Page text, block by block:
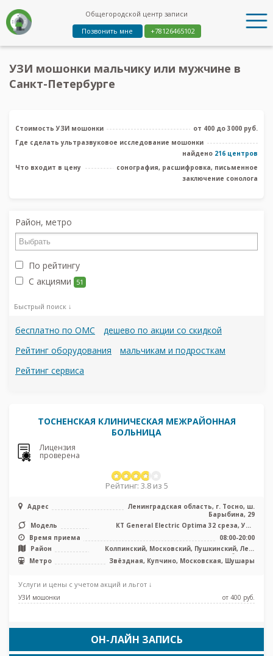
Общегородской центр записи
Позвонить мне
+78126465102
УЗИ мошонки мальчику или мужчине в
Санкт-Петербурге
Стоимость УЗИ мошонки
от 400 до 3000 руб.
Где сделать ультразвуковое исследование мошонки
найдено 216 центров
Что входит в цену
сонография, расшифровка, письменное
заключение сонолога
Район, метро
По рейтингу
С акциями
51
Быстрый поиск ↓
бесплатно по ОМС
дешево по акции со скидкой
Рейтинг оборудования
мальчикам и подросткам
Рейтинг сервиса
ТОСНЕНСКАЯ КЛИНИЧЕСКАЯ МЕЖРАЙОННАЯ
БОЛЬНИЦА
Лицензия
проверена
Рейтинг: 3.8 из 5
Адрес
Ленинградская область, г. Тосно, ш.
Барыбина, 29
Модель
КТ General Electric Optima 32 среза, УЗИ
аппарат
Время приема
08:00-20:00
Район
Колпинский, Московский, Пушкинский, Лен.
область
Метро Звёздная, Купчино, Московская, Шушары
Услуги и цены с учетом акций и льгот ↓
УЗИ мошонки от 400 pуб.
ОН-ЛАЙН ЗАПИСЬ